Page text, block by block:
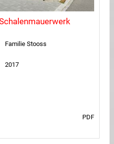
Familie Stooss
2017
PDF